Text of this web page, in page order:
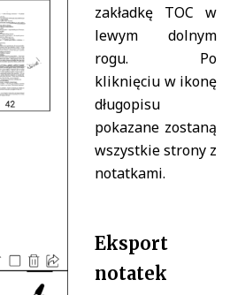
zakładkę TOC w
lewym dolnym
rogu. Po
kliknięciu w ikonę
długopisu
pokazane zostaną
wszystkie strony z
notatkami.
Eksport
notatek